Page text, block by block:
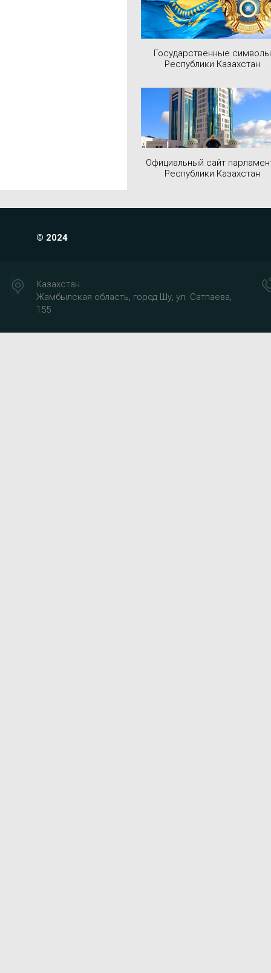
Государственные символы
Республики Казахстан
Официальный сайт
Республики Казахстан
© 2024
Казахстан
Жамбылская область, город Шу, ул. Сатпаева,
155